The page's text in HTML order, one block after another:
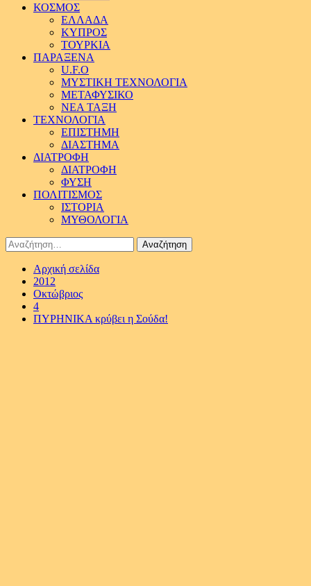
ΚΟΣΜΟΣ
ΕΛΛΑΔΑ
ΚΥΠΡΟΣ
ΤΟΥΡΚΙΑ
ΠΑΡΑΞΕΝΑ
U.F.O
ΜΥΣΤΙΚΗ ΤΕΧΝΟΛΟΓΙΑ
ΜΕΤΑΦΥΣΙΚΟ
ΝΕΑ ΤΑΞΗ
ΤΕΧΝΟΛΟΓΙΑ
ΕΠΙΣΤΗΜΗ
ΔΙΑΣΤΗΜΑ
ΔΙΑΤΡΟΦΗ
ΔΙΑΤΡΟΦΗ
ΦΥΣΗ
ΠΟΛΙΤΙΣΜΟΣ
ΙΣΤΟΡΙΑ
ΜΥΘΟΛΟΓΙΑ
Αναζήτηση
για:
Αρχική σελίδα
2012
Οκτώβριος
4
ΠΥΡΗΝΙΚΑ κρύβει η Σούδα!